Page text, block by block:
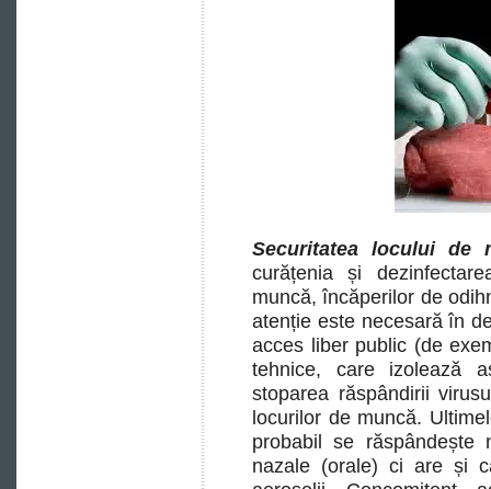
Securitatea locului de
curățenia și
muncă, încăperilor de
atenție este necesară în
acces liber public (de
tehnice, care izolează
stoparea răspândirii
locurilor de muncă.
probabil se răspândește
nazale (orale) ci are și